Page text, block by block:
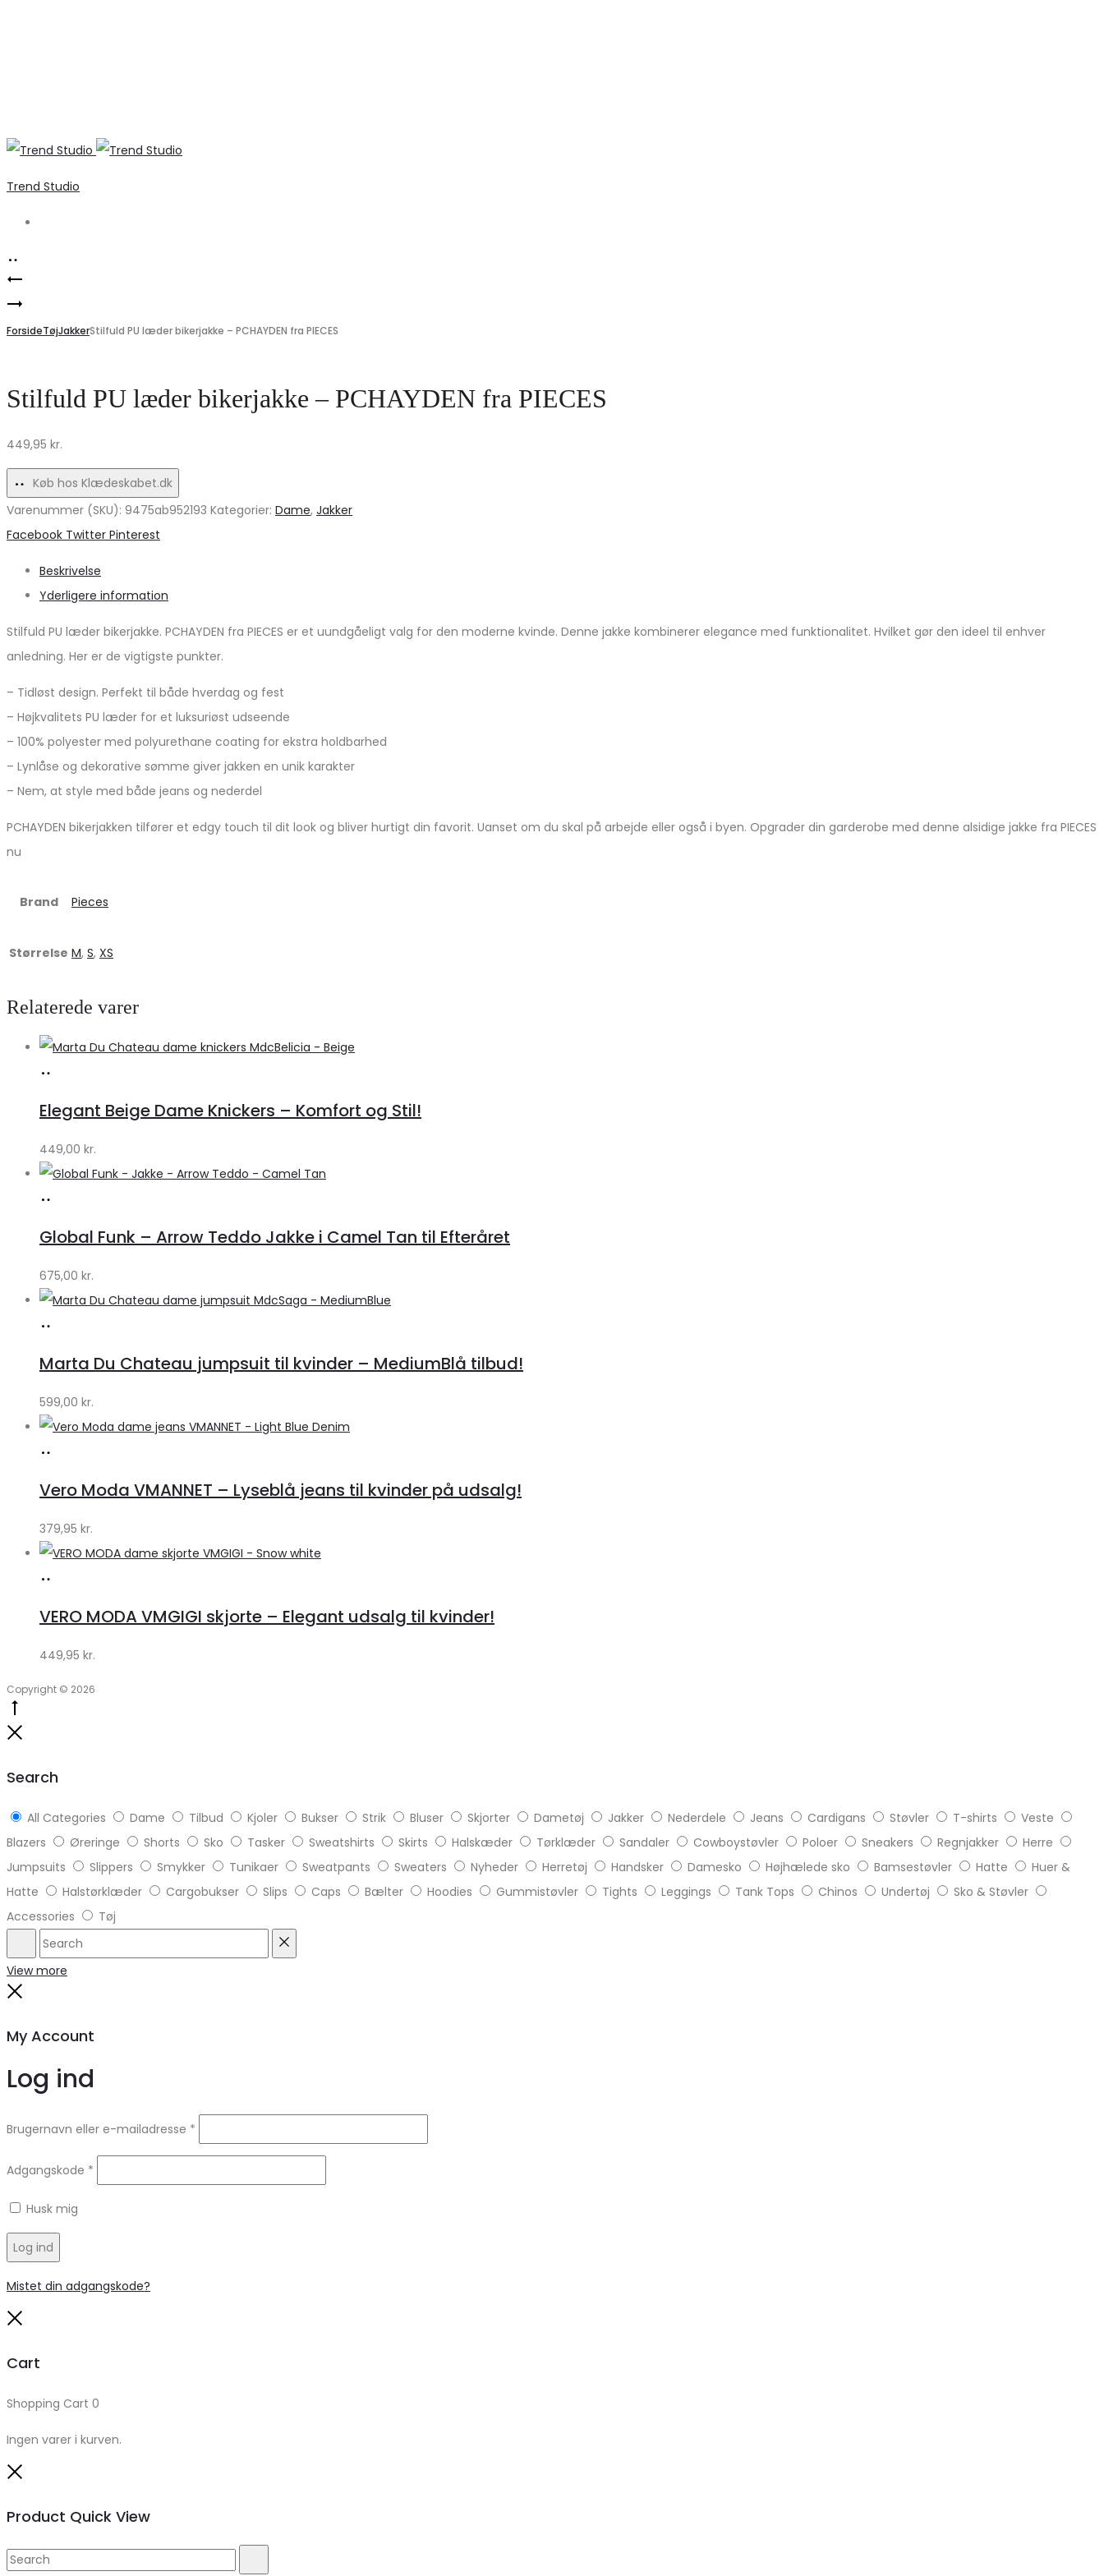
Trend Studio
Product
navigation
kjole
Gun
VILA
DAME
–
White
Dots
ForsideTøjJakkerStilfuld PU læder bikerjakke – PCHAYDEN fra PIECES
Stilfuld PU læder bikerjakke – PCHAYDEN fra PIECES
449,95 kr.
Køb hos Klædeskabet.dk
Varenummer (SKU): 9475ab952193 Kategorier: Dame, Jakker
Share
Facebook Twitter Pinterest
Beskrivelse
Yderligere information
Stilfuld PU læder bikerjakke. PCHAYDEN fra PIECES er et uundgåeligt valg for den moderne kvinde. Denne jakke kombinerer elegance med funktionalitet. Hvilket gør den ideel til enhver
anledning. Her er de vigtigste punkter.
– Tidløst design. Perfekt til både hverdag og fest
– Højkvalitets PU læder for et luksuriøst udseende
– 100% polyester med polyurethane coating for ekstra holdbarhed
– Lynlåse og dekorative sømme giver jakken en unik karakter
– Nem, at style med både jeans og nederdel
PCHAYDEN bikerjakken tilfører et edgy touch til dit look og bliver hurtigt din favorit. Uanset om du skal på arbejde eller også i byen. Opgrader din garderobe med denne alsidige jakke fra PIECES
nu
Brand Pieces
Størrelse M, S, XS
Relaterede varer
Klædeskabet.dk
Elegant Beige Dame Knickers – Komfort og Stil!
449,00 kr.
Lykke
by
Lykke
Global Funk – Arrow Teddo Jakke i Camel Tan til Efteråret
675,00 kr.
Klædeskabet.dk
Marta Du Chateau jumpsuit til kvinder – MediumBlå tilbud!
599,00 kr.
Klædeskabet.dk
Vero Moda VMANNET – Lyseblå jeans til kvinder på udsalg!
379,95 kr.
Klædeskabet.dk
VERO MODA VMGIGI skjorte – Elegant udsalg til kvinder!
449,95 kr.
Copyright © 2026
Search
All Categories Dame Tilbud Kjoler Bukser Strik Bluser Skjorter Dametøj Jakker Nederdele Jeans Cardigans Støvler T-shirts
Veste
Blazers
Øreringe Shorts Sko Tasker Sweatshirts Skirts Halskæder Tørklæder Sandaler Cowboystøvler Poloer Sneakers Regnjakker
Herre
Jumpsuits
Slippers Smykker Tunikaer Sweatpants Sweaters Nyheder Herretøj Handsker Damesko Højhælede sko Bamsestøvler Hatte
Huer &
Hatte
Halstørklæder Cargobukser Slips Caps Bælter Hoodies Gummistøvler Tights Leggings Tank Tops Chinos Undertøj
Sko & Støvler
Accessories
Tøj
Search
View more
My Account
Log ind
Brugernavn eller e-mailadresse *
Adgangskode *
Husk mig
Log ind
Mistet din adgangskode?
Cart
Shopping Cart 0
Ingen varer i kurven.
Product Quick View
Search